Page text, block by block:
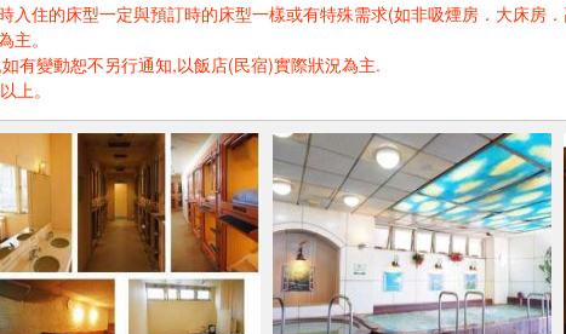
入住的床型一定與預訂時的床型一樣或有特殊需求(如非吸煙房．大床房
主。
有變動恕不另行通知,以飯店(民宿)實際狀況為主.
上。